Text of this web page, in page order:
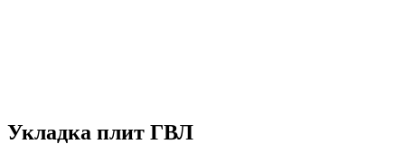
Укладка плит ГВЛ